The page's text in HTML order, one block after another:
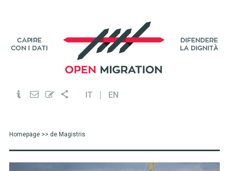
IT EN
Homepage>> de Magistris